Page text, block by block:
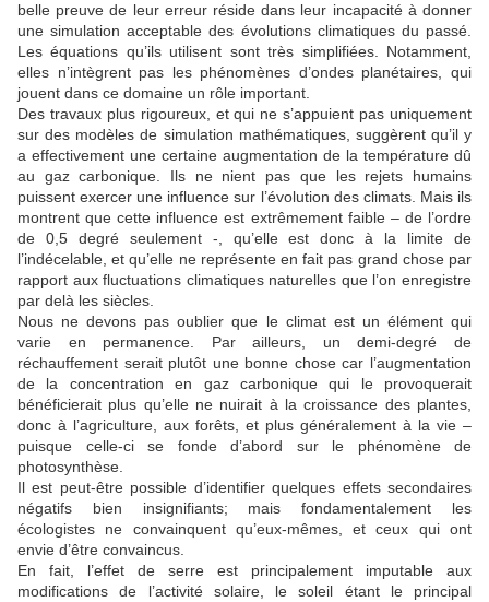
belle preuve de leur erreur réside dans leur incapacité à donner
une simulation acceptable des évolutions climatiques du passé.
Les équations qu’ils utilisent sont très simplifiées. Notamment,
elles n’intègrent pas les phénomènes d’ondes planétaires, qui
jouent dans ce domaine un rôle important.
Des travaux plus rigoureux, et qui ne s’appuient pas uniquement
sur des modèles de simulation mathématiques, suggèrent qu’il y
a effectivement une certaine augmentation de la température dû
au gaz carbonique. Ils ne nient pas que les rejets humains
puissent exercer une influence sur l’évolution des climats. Mais ils
montrent que cette influence est extrêmement faible – de l’ordre
de 0,5 degré seulement -, qu’elle est donc à la limite de
l’indécelable, et qu’elle ne représente en fait pas grand chose par
rapport aux fluctuations climatiques naturelles que l’on enregistre
par delà les siècles.
Nous ne devons pas oublier que le climat est un élément qui
varie en permanence. Par ailleurs, un demi-degré de
réchauffement serait plutôt une bonne chose car l’augmentation
de la concentration en gaz carbonique qui le provoquerait
bénéficierait plus qu’elle ne nuirait à la croissance des plantes,
donc à l’agriculture, aux forêts, et plus généralement à la vie –
puisque celle-ci se fonde d’abord sur le phénomène de
photosynthèse.
Il est peut-être possible d’identifier quelques effets secondaires
négatifs bien insignifiants; mais fondamentalement les
écologistes ne convainquent qu’eux-mêmes, et ceux qui ont
envie d’être convaincus.
En fait, l’effet de serre est principalement imputable aux
modifications de l’activité solaire, le soleil étant le principal